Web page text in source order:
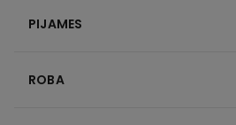
PIJAMES
ROBA